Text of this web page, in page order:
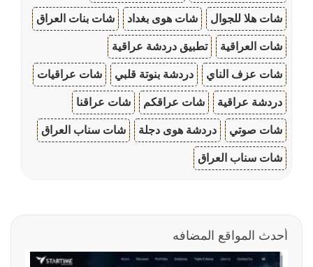
شات هلا للجوال شات هوى بغداد شات بنات العراق
شات العراقية تطبيق دردشة عراقية
شات عزف الناي دردشة بنوتة قلبي شات عراقيات
دردشة عراقية شات عراقكم شات عراقنا
شات صوتي دردشة هوى دجلة شات سناب العراق
شات سناب العراق
أحدث المواقع المضافه